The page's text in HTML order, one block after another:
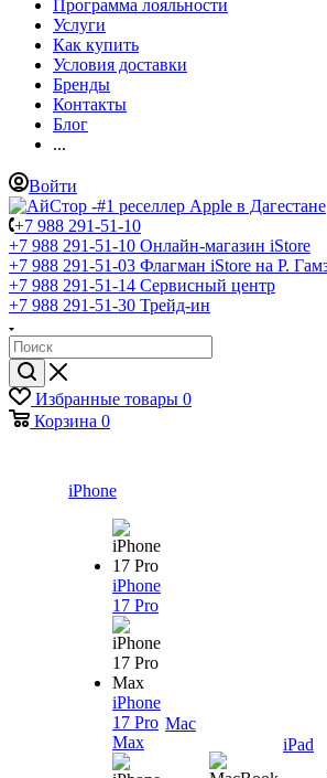
Программа лояльности
Услуги
Как купить
Условия доставки
Бренды
Контакты
Блог
...
Войти
+7 988 291-51-10
+7 988 291-51-10 Онлайн-магазин iStore
+7 988 291-51-03 Флагман iStore на Р.
+7 988 291-51-14 Сервисный центр
+7 988 291-51-30 Трейд-ин
Избранные товары 0
Корзина 0
iPhone
iPhone
17 Pro
iPhone
17 Pro
Max
Mac
iPad